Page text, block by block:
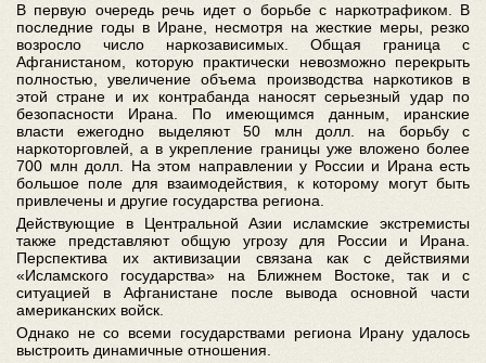
В первую очередь речь идет о борьбе с наркотрафиком. В
последние годы в Иране, несмотря на жесткие меры, резко
возросло число наркозависимых. Общая граница с
Афганистаном, которую практически невозможно перекрыть
полностью, увеличение объема производства наркотиков в
этой стране и их контрабанда наносят серьезный удар по
безопасности Ирана. По имеющимся данным, иранские
власти ежегодно выделяют 50 млн долл. на борьбу с
наркоторговлей, а в укрепление границы уже вложено более
700 млн долл. На этом направлении у России и Ирана есть
большое поле для взаимодействия, к которому могут быть
привлечены и другие государства региона.
Действующие в Центральной Азии исламские экстремисты
также представляют общую угрозу для России и Ирана.
Перспектива их активизации связана как с действиями
«Исламского государства» на Ближнем Востоке, так и с
ситуацией в Афганистане после вывода основной части
американских войск.
Однако не со всеми государствами региона Ирану удалось
выстроить динамичные отношения.